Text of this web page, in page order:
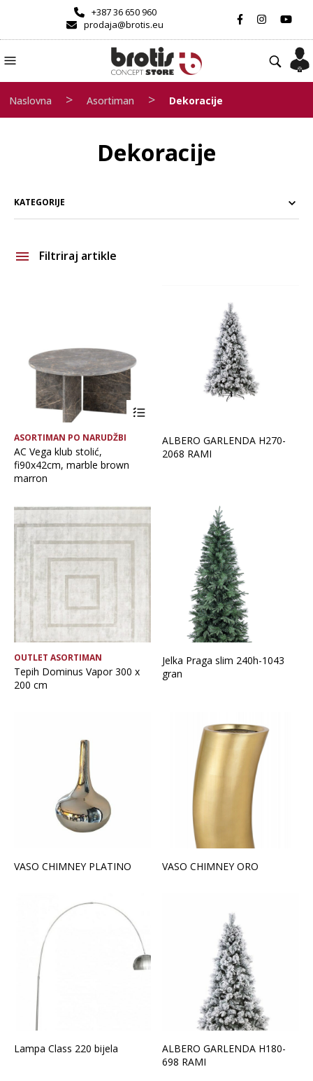
+387 36 650 960
prodaja@brotis.eu
Naslovna > Asortiman > Dekoracije
Dekoracije
KATEGORIJE
Filtriraj artikle
Glavna boja
Vrsta asortimana
ASORTIMAN PO NARUDŽBI
AC Vega klub stolić,
fi90x42cm, marble brown
marron
ALBERO GARLENDA H270-
2068 RAMI
OUTLET ASORTIMAN
Tepih Dominus Vapor 300 x
200 cm
Jelka Praga slim 240h-1043
gran
VASO CHIMNEY PLATINO VASO CHIMNEY ORO
Lampa Class 220 bijela
ALBERO GARLENDA H180-
698 RAMI